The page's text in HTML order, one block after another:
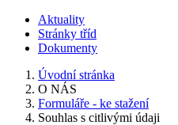
Aktuality
Stránky tříd
Dokumenty
Úvodní stránka
O NÁS
Formuláře - ke stažení
Souhlas s citlivými údaji